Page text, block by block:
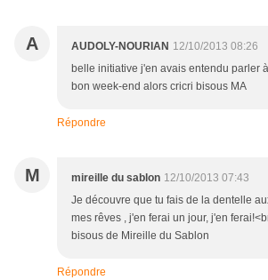
A AUDOLY-NOURIAN 12/10/2013 08:26
belle initiative j'en avais entendu parler
bon week-end alors cricri bisous MA
Répondre
M mireille du sablon 12/10/2013 07:43
Je découvre que tu fais de la dentelle
mes rêves , j'en ferai un jour, j'en
bisous de Mireille du Sablon
Répondre